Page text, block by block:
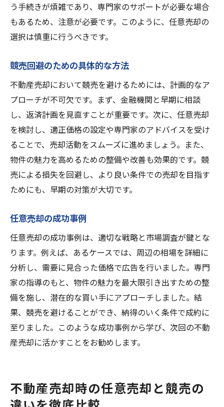
う手続きが煩雑であり、専門家のサポートが必要な場合
もあるため、注意が必要です。このように、任意売却の
選択は慎重に行うべきです。
競売回避のための具体的な方法
不動産売却において競売を避けるためには、計画的なア
プローチが不可欠です。まず、金融機関と早期に相談
し、返済計画を見直すことが重要です。次に、任意売却
を検討し、適正価格の設定や専門家のアドバイスを受け
ることで、売却活動をスムーズに進めましょう。また、
物件の魅力を高めるための整備や改善も効果的です。競
売による損失を回避し、より良い条件での売却を目指す
ためにも、早期の対策が大切です。
任意売却の成功事例
任意売却の成功事例は、適切な戦略と市場調査が鍵とな
ります。例えば、あるケースでは、周辺の相場を詳細に
分析し、需要に見合った価格で広告を行いました。専門
家の指導のもと、物件の魅力を最大限引き出すための整
備を施し、潜在的な買い手にアプローチしました。結
果、競売を避けることができ、納得のいく条件で成約に
至りました。このような成功事例から学び、次回の不動
産売却に活かすことをお勧めします。
不動産売却時の任意売却と競売の